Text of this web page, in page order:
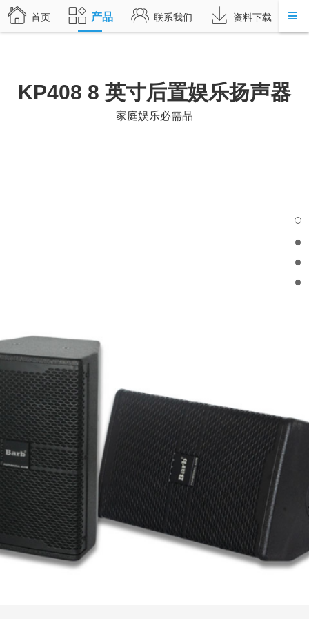
首页 产品 联系我们 资料下载
KP408 8 英寸后置娱乐扬声器
家庭娱乐必需品